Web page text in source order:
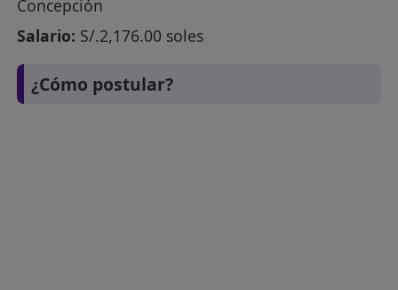
Concepción
Salario: S/.2,176.00 soles
¿Cómo postular?